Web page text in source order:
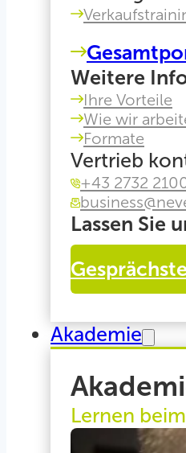
Weitere
Ihre Vorteile
Wie wir
Formate
Vertrieb
+43 2732
Lassen Sie
Akademie
Lernen